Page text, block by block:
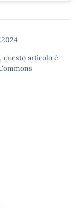
questo articolo è